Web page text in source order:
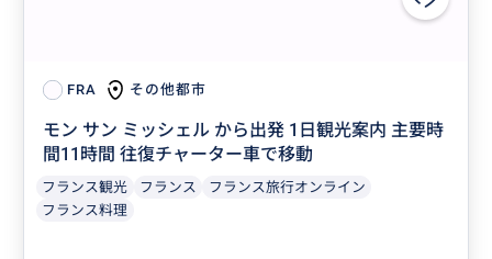
FRA その他都市
モン サン ミッシェル から出発 1日観光案内 主要時
間11時間 往復チャーター車で移動
フランス観光 フランス
フランス旅行オンライン
フランス料理